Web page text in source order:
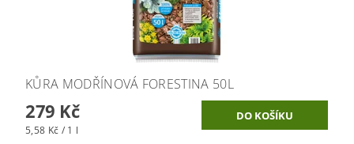
KŮRA MODŘÍNOVÁ FORESTINA 50L
279 Kč
5,58 Kč / 1 l